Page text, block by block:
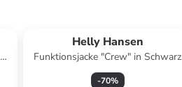
Helly Hansen
Funktionsjacke "Crew" in Schwarz
-70%